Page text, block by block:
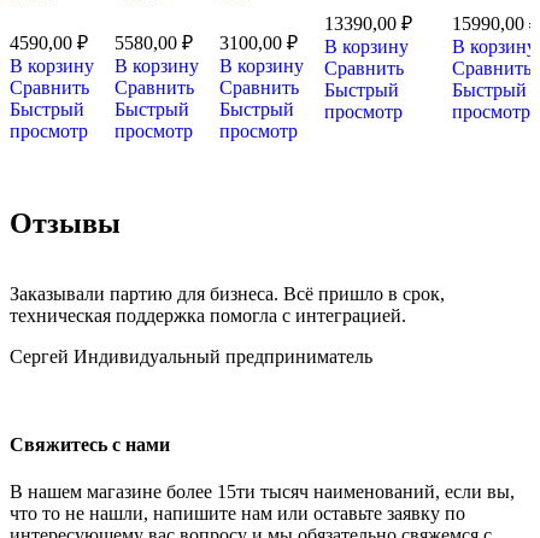
4590,00 ₽
В корзину
Сравнить
Быстрый
просмотр
5580,00 ₽
В корзину
Сравнить
Быстрый
просмотр
3100,00 ₽
В корзину
Сравнить
Быстрый
просмотр
13390,00 ₽
В корзину
Сравнить
Быстрый
просмотр
15990,00 ₽
В корзину
Сравнить
Быстрый
просмотр
Отзывы
Заказывали партию для бизнеса. Всё пришло в срок,
техническая поддержка помогла с интеграцией.
Сергей Индивидуальный предприниматель
Свяжитесь с нами
В нашем магазине более 15ти тысяч наименований, если вы,
что то не нашли, напишите нам или оставьте заявку по